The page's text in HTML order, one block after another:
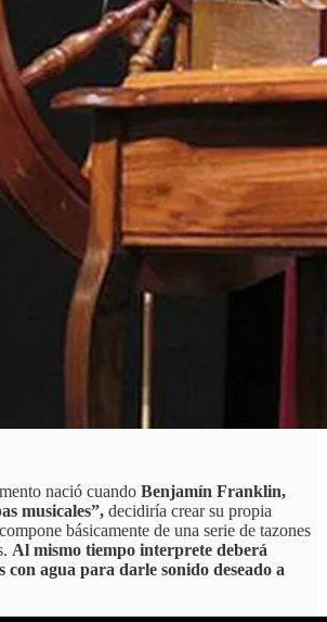
nació cuando Benjamín Franklin,
musicales”, decidiría crear su propia
básicamente de una serie de tazones
Al mismo tiempo interprete deberá
con agua para darle sonido deseado a